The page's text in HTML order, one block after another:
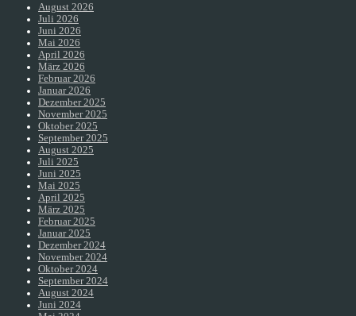
August 2026
Juli 2026
Juni 2026
Mai 2026
April 2026
März 2026
Februar 2026
Januar 2026
Dezember 2025
November 2025
Oktober 2025
September 2025
August 2025
Juli 2025
Juni 2025
Mai 2025
April 2025
März 2025
Februar 2025
Januar 2025
Dezember 2024
November 2024
Oktober 2024
September 2024
August 2024
Juni 2024